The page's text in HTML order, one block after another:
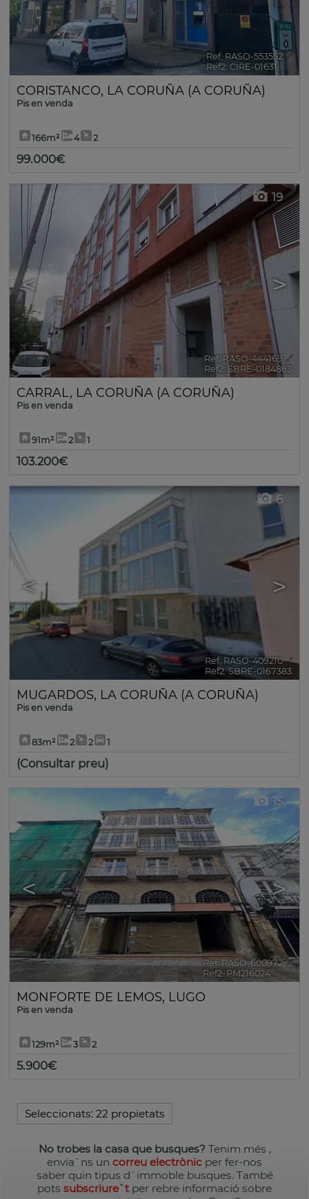
Ref. RASO-553552 🔗
Ref2. CIRE-01631
CORISTANCO, LA CORUÑA (A CORUÑA)
Pis en venda
166m² 4 2
99.000€
< >
19
Ref. RASO-444169 🔗
Ref2. SBRE-0184863
CARRAL , LA CORUÑA (A CORUÑA)
Pis en venda
91m² 2 1
103.200€
< >
6
Ref. RASO-409210 🔗
Ref2. SBRE-0167383
MUGARDOS, LA CORUÑA (A CORUÑA)
Pis en venda
83m² 2 2 1
(Consultar preu)
< >
15
Ref. RASO-600972 🔗
Ref2. PM216024
MONFORTE DE LEMOS, LUGO
Pis en venda
129m² 3 2
5.900€
Seleccionats: 22 propietats
No trobes la casa que busques? Tenim més ,
envia`ns un correu electrònic per fer-nos
saber quin tipus d`immoble busques. També
pots subscriure`t per rebre informació sobre